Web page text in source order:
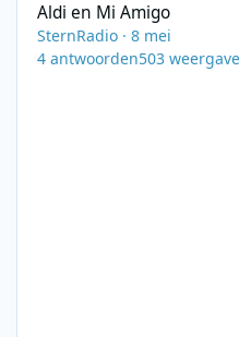
Aldi en Mi Amigo
SternRadio ·8 mei
4 antwoorden503